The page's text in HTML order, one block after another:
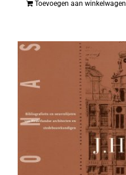
Toevoegen aan winkelwagen